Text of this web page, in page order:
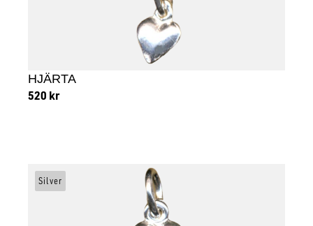
HJÄRTA
520 kr
Silver